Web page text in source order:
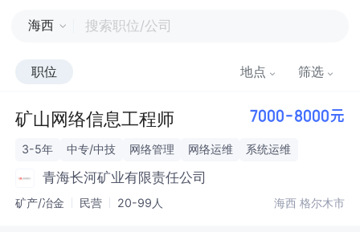
海西
职位 地点 筛选
矿山网络信息工程师 7000-8000元
3-5年 中专/中技 网络管理 网络运维 系统运维
青海长河矿业有限责任公司
矿产/冶金 民营 20-99人 海西 格尔木市